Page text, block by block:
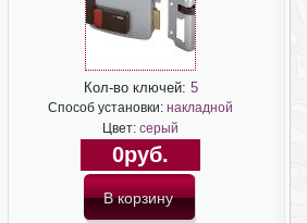
Кол-во ключей: 5
Способ установки: накладной
Цвет: серый
0руб.